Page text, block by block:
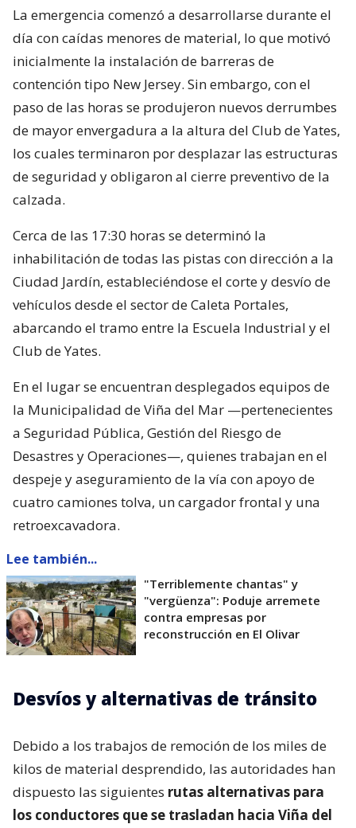
La emergencia comenzó a desarrollarse durante el
día con caídas menores de material, lo que motivó
inicialmente la instalación de barreras de
contención tipo New Jersey. Sin embargo, con el
paso de las horas se produjeron nuevos derrumbes
de mayor envergadura a la altura del Club de Yates,
los cuales terminaron por desplazar las estructuras
de seguridad y obligaron al cierre preventivo de la
calzada.
Cerca de las 17:30 horas se determinó la
inhabilitación de todas las pistas con dirección a la
Ciudad Jardín, estableciéndose el corte y desvío de
vehículos desde el sector de Caleta Portales,
abarcando el tramo entre la Escuela Industrial y el
Club de Yates.
En el lugar se encuentran desplegados equipos de
la Municipalidad de Viña del Mar —pertenecientes
a Seguridad Pública, Gestión del Riesgo de
Desastres y Operaciones—, quienes trabajan en el
despeje y aseguramiento de la vía con apoyo de
cuatro camiones tolva, un cargador frontal y una
retroexcavadora.
Lee también...
"Terriblemente chantas" y
"vergüenza": Poduje arremete
contra empresas por
reconstrucción en El Olivar
Desvíos y alternativas de tránsito
Debido a los trabajos de remoción de los miles de
kilos de material desprendido, las autoridades han
dispuesto las siguientes rutas alternativas para
los conductores que se trasladan hacia Viña del